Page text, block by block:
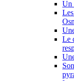
Un
Le